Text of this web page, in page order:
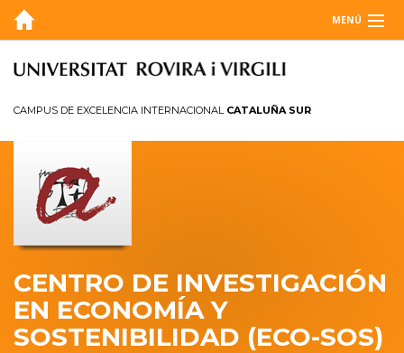
MENÚ
SOBRE NOSOTROS
AGENDA
INVESTIGACIÓN
MEMORIA
CAMPUS DE EXCELENCIA INTERNACIONAL CATALUÑA SUR
CENTRO DE INVESTIGACIÓN
EN ECONOMÍA Y
SOSTENIBILIDAD (ECO-SOS)